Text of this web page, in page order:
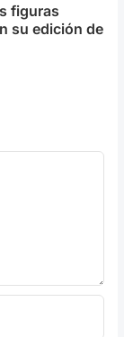
figuras
su edición de